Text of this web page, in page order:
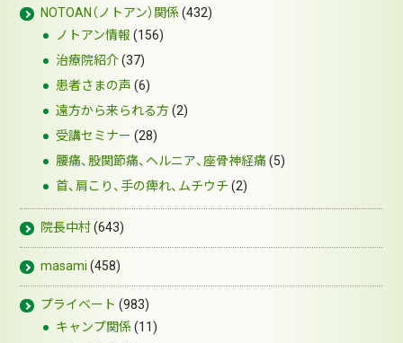
NOTOAN（ノトアン）関係(432)
ノトアン情報 (156)
治療院紹介(37)
患者さまの声 (6)
遠方から来られる方(2)
受講セミナー (28)
腰痛、股関節痛、ヘルニア、座骨神経痛 (5)
首、肩こり、手の痺れ、ムチウチ (2)
院長中村(643)
masami (458)
プライベート (983)
キャンプ関係(11)